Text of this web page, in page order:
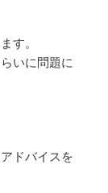
す。
いに問題に
ドバイスを